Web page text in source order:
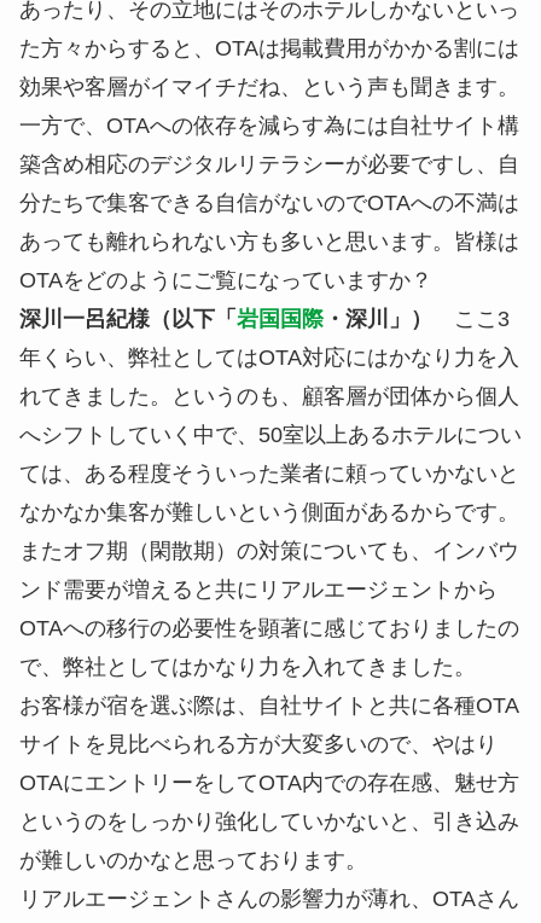
あったり、その立地にはそのホテルしかないといっ
た方々からすると、OTAは掲載費用がかかる割には
効果や客層がイマイチだね、という声も聞きます。
一方で、OTAへの依存を減らす為には自社サイト構
築含め相応のデジタルリテラシーが必要ですし、自
分たちで集客できる自信がないのでOTAへの不満は
あっても離れられない方も多いと思います。皆様は
OTAをどのようにご覧になっていますか？
深川一呂紀様（以下「 岩国国際・深川」） ここ3
年くらい、弊社としてはOTA対応にはかなり力を入
れてきました。というのも、顧客層が団体から個人
へシフトしていく中で、50室以上あるホテルについ
ては、ある程度そういった業者に頼っていかないと
なかなか集客が難しいという側面があるからです。
またオフ期（閑散期）の対策についても、インバウ
ンド需要が増えると共にリアルエージェントから
OTAへの移行の必要性を顕著に感じておりましたの
で、弊社としてはかなり力を入れてきました。
お客様が宿を選ぶ際は、自社サイトと共に各種OTA
サイトを見比べられる方が大変多いので、やはり
OTAにエントリーをしてOTA内での存在感、魅せ方
というのをしっかり強化していかないと、引き込み
が難しいのかなと思っております。
リアルエージェントさんの影響力が薄れ、OTAさん